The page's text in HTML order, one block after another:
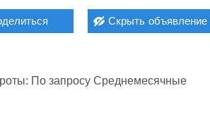
Скрыть объявление
По запросу Среднемесячные